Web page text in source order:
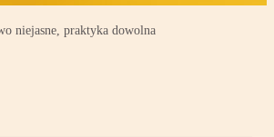
niejasne, praktyka dowolna